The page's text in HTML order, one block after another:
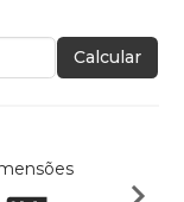
Calcular